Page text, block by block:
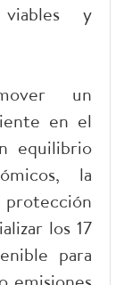
y
un
en el
equilibrio
la
los 17
para